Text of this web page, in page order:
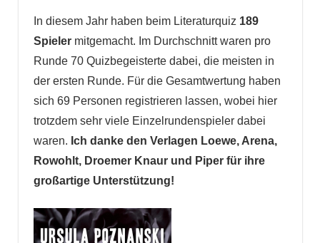
In diesem Jahr haben beim Literaturquiz 189
Spielermitgemacht. Im Durchschnitt waren pro
Runde 70 Quizbegeisterte dabei, die meisten in
der ersten Runde. Für die Gesamtwertung haben
sich 69 Personen registrieren lassen, wobei hier
trotzdem sehr viele Einzelrundenspieler dabei
waren. Ich danke den Verlagen Loewe, Arena,
Rowohlt, Droemer Knaur und Piper für ihre
großartige Unterstützung!